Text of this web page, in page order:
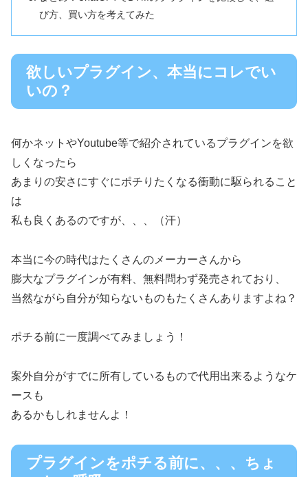
び方、買い方を考えてみた
欲しいプラグイン、本当にコレでい
いの？
何かネットやYoutube等で紹介されているプラグインを欲
しくなったら
あまりの安さにすぐにポチりたくなる衝動に駆られること
は
私も良くあるのですが、、、（汗）
本当に今の時代はたくさんのメーカーさんから
膨大なプラグインが有料、無料問わず発売されており、
当然ながら自分が知らないものもたくさんありますよね？
ポチる前に一度調べてみましょう！
案外自分がすでに所有しているもので代用出来るようなケ
ースも
あるかもしれませんよ！
プラグインをポチる前に、、、ちょ